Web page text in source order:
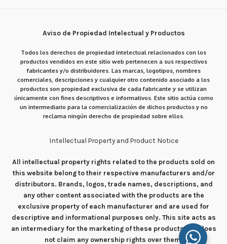
Aviso de Propiedad Intelectual y Productos
Todos los derechos de propiedad intelectual relacionados con los
productos vendidos en este sitio web pertenecen a sus respectivos
fabricantes y/o distribuidores. Las marcas, logotipos, nombres
comerciales, descripciones y cualquier otro contenido asociado a los
productos son propiedad exclusiva de cada fabricante y se utilizan
únicamente con fines descriptivos e informativos. Este sitio actúa como
un intermediario para la comercialización de dichos productos y no
reclama ningún derecho de propiedad sobre ellos.
Intellectual Property and Product Notice
All intellectual property rights related to the products sold on
this website belong to their respective manufacturers and/or
distributors. Brands, logos, trade names, descriptions, and
any other content associated with the products are the
exclusive property of each manufacturer and are used for
descriptive and informational purposes only. This site acts as
an intermediary for the marketing of these products and does
not claim any ownership rights over them.